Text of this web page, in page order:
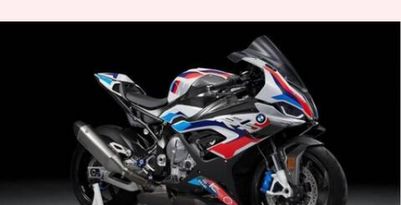
BMW ने भारत में लॉन्च की 49 लाख
रुपये वाली M 1000 RR बाइक,
जानिए खासियत
अविनाश Jun 28, 2023 02:13 pm